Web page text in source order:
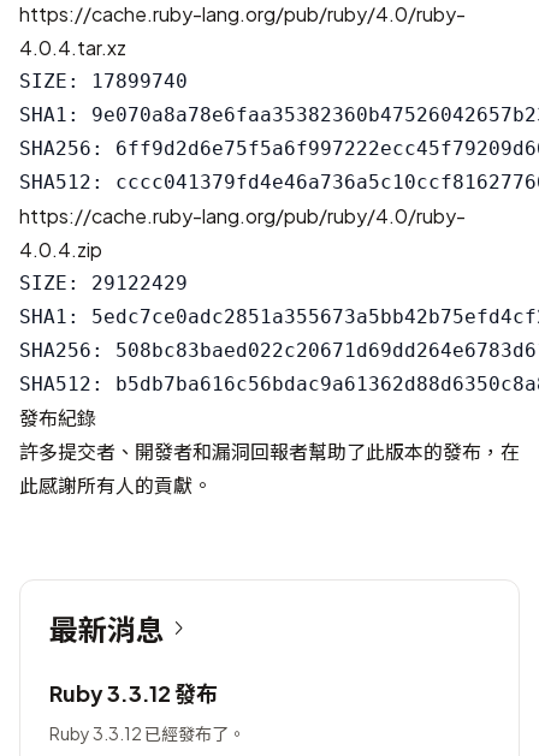
https://cache.ruby-lang.org/pub/ruby/4.0/ruby-
4.0.4.tar.xz
SIZE: 17899740
SHA1:
SHA256:
https://cache.ruby-lang.org/pub/ruby/4.0/ruby-
4.0.4.zip
SIZE: 29122429
SHA1:
SHA256:
發布紀錄
許多提交者、開發者和漏洞回報者幫助了此版本的發布，在
此感謝所有人的貢獻。
最新消息
Ruby 3.3.12 發布
Ruby 3.3.12 已經發布了。